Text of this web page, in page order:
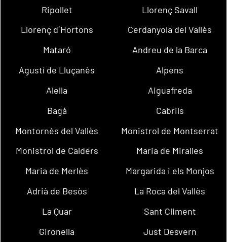
Ripollet
Llorenç Savall
Llorenç d´Hortons
Cerdanyola del Vallès
Mataró
Andreu de la Barca
Agustí de Lluçanès
Alpens
Alella
Aiguafreda
Bagà
Cabrils
Montornès del Vallès
Monistrol de Montserrat
Monistrol de Calders
Maria de Miralles
Maria de Merlès
Margarida i els Monjos
Adrià de Besòs
La Roca del Vallès
La Quar
Sant Climent
Gironella
Just Desvern